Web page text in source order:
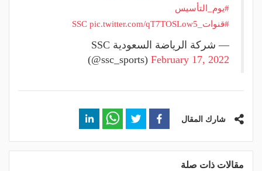
#يوم_التأسيس
#قنوات_SSC pic.twitter.com/qT7TOSLow5
— شركة الرياضة السعودية SSC
(@ssc_sports) February 17, 2022
شارك المقال
مقالات ذات صلة